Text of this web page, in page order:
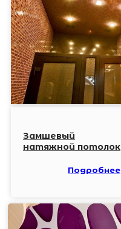
Замшевый
натяжной потолок
Подробнее